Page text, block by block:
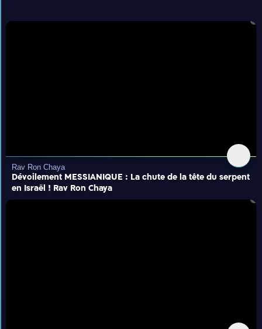
Rav Ron Chaya
Dévoilement MESSIANIQUE : La chute de la tête du serpent
en Israël ! Rav Ron Chaya